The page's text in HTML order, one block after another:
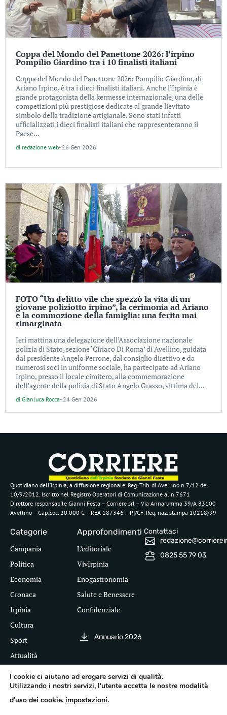
Coppa del Mondo del Panettone 2026: l’irpino
Pompilio Giardino tra i 10 finalisti italiani
Coppa del Mondo del Panettone 2026: Pompilio Giardino, di
Ariano Irpino, è tra i dieci finalisti italiani. Anche l’Irpinia è
grande protagonista della kermesse internazionale, una delle
competizioni più prestigiose dedicate al grande lievitato
simbolo della tradizione artigianale. Sono stati infatti
ufficializzati i dieci finalisti italiani che rappresenteranno il
Paese...
di redazione web- 26 Gen 2026
FOTO “Un delitto vile che spezzò la vita di un
giovane poliziotto irpino”, la cerimonia ad Ariano
e la commozione della famiglia: una ferita mai
rimarginata
Ieri mattina una delegazione dell’Associazione nazionale
polizia di Stato, sezione ‘Ciriaco Di Roma’ di Avellino, guidata
dal presidente Angelo Perrone, dal consiglio direttivo e da
numerosi soci in uniforme sociale, ha partecipato ad Ariano
Irpino, presso il locale cimitero, alla commemorazione
dell’agente della polizia di Stato Angelo Grasso, vittima del...
di Gianluca Rocca- 24 Gen 2026
Quotidiano dell’Irpinia, a diffusione regionale. Reg. Trib. di Avellino n.7/12 del
10/9/2012. Iscritto nel Registro Operatori di Comunicazione al n.7671
Direttore responsabile Gianni Festa – Corriere srl – Via Annarumma 39/A 83100
Avellino – Cap.Soc. 20.000 € – REA 187346 – PI/CF. Reg. naz. stampa 10218/99
Categorie
Campania
Politica
Economia
Cronaca
Irpinia
Cultura
Sport
Attualità
Approfondimenti
L’editoriale
VivIrpinia
Enogastronomia
Salute e Benessere
Confidenziale
Annuario 2026
Contattaci
0825 55 79 03
Segui il Corriere dell'Irpinia
I cookie ci aiutano ad erogare servizi di qualità.
Utilizzando i nostri servizi, l'utente accetta le nostre modalità
d'uso dei cookie. impostazioni.